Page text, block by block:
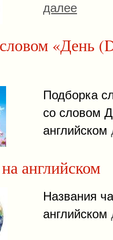
далее
«День
Подборка
со словом
английском
английском
Названия
английском